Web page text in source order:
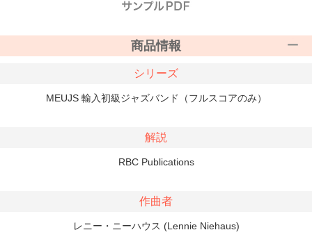
商品情報
シリーズ
MEUJS 輸入初級ジャズバンド（フルスコアのみ）
解説
RBC Publications
作曲者
レニー・ニーハウス (Lennie Niehaus)